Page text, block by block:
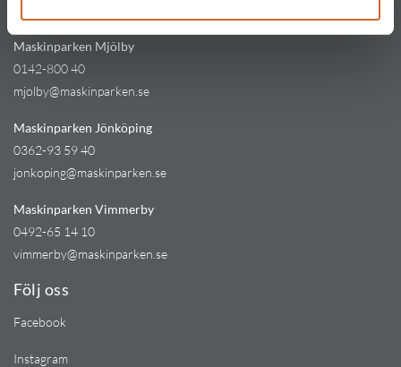
Maskinparken Mjölby
0142-800 40
mjolby@maskinparken.se
Maskinparken Jönköping
0362-93 59 40
jonkoping@maskinparken.se
Maskinparken Vimmerby
0492-65 14 10
vimmerby@maskinparken.se
Följ oss
Facebook
Instagram